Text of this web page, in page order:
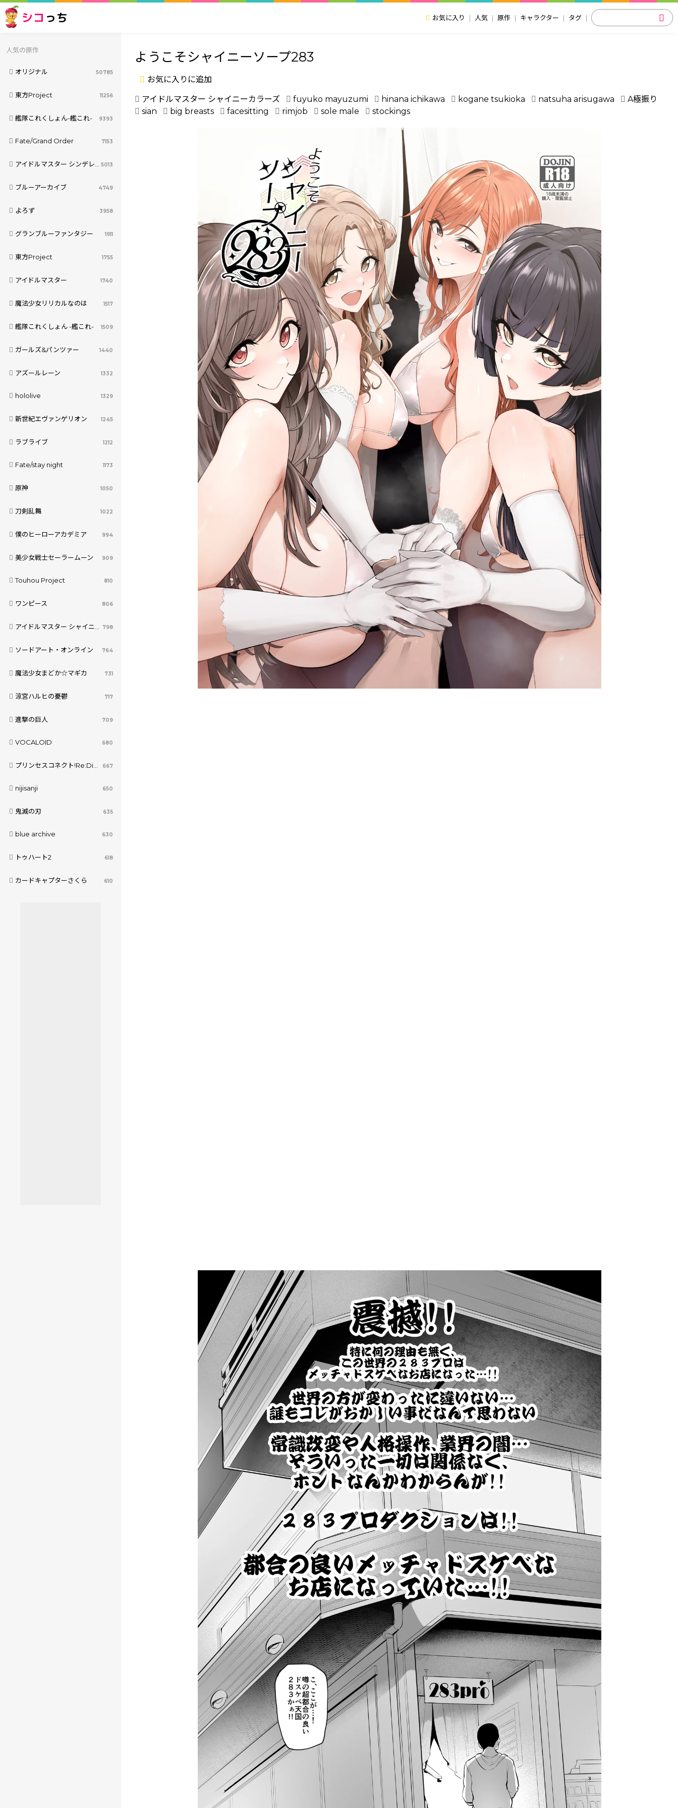
シコ っち お気に入り 人気 原作 キャラクター タグ
人気の原作
オリジナル 50785
東方Project 11256
艦隊これくしょん-艦これ- 9393
Fate/Grand Order 7153
アイドルマスター シンデレラガールズ 5013
ブルーアーカイブ 4749
よろず 3958
グランブルーファンタジー 1911
東方Project 1755
アイドルマスター 1740
魔法少女リリカルなのは 1517
艦隊これくしょん -艦これ- 1509
ガールズ&パンツァー 1440
アズールレーン 1332
hololive 1329
新世紀エヴァンゲリオン 1245
ラブライブ 1212
Fate/stay night 1173
原神 1050
刀剣乱舞 1022
僕のヒーローアカデミア 994
美少女戦士セーラームーン 909
Touhou Project 810
ワンピース 806
アイドルマスター シャイニーカラーズ 798
ソードアート・オンライン 764
魔法少女まどか☆マギカ 731
涼宮ハルヒの憂鬱 717
進撃の巨人 709
VOCALOID 680
プリンセスコネクト!Re:Dive 667
nijisanji 650
鬼滅の刃 635
blue archive 630
トゥハート2 618
カードキャプターさくら 610
ようこそシャイニーソープ283
お気に入りに追加
アイドルマスター シャイニーカラーズ fuyuko mayuzumi hinana ichikawa kogane tsukioka natsuha arisugawa
A極振り
sian
big breasts facesitting rimjob sole male stockings